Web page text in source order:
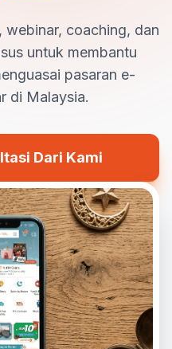
webinar, coaching, dan
untuk membantu
pasaran e-
di Malaysia.
Dari Kami